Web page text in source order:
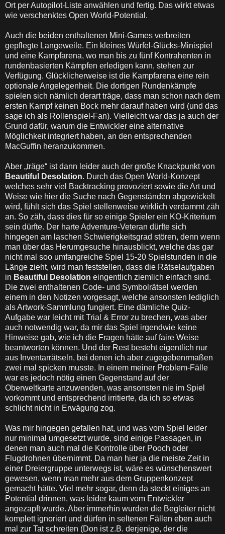
Ort per Autopilot-Liste anwählen und fertig. Das wirkt etwas
wie verschenktes Open World-Potential.
Auch die beiden enthaltenen Mini-Games verbreiten
gepflegte Langeweile. Ein kleines Würfel-Glücks-Minispiel
und eine Kampfarena, wo man bis zu fünf Kontrahenten in
rundenbasierten Kämpfen erledigen kann, stehen zur
Verfügung. Glücklicherweise ist die Kampfarena eine rein
optionale Angelegenheit. Die dortigen Rundenkämpfe
spielen sich nämlich derart träge, dass man schon nach dem
ersten Kampf keinen Bock mehr darauf haben wird (und das
sage ich als Rollenspiel-Fan). Vielleicht war das ja auch der
Grund dafür, warum die Entwickler eine alternative
Möglichkeit integriert haben, an den entsprechenden
MacGuffin heranzukommen.
Aber „träge“ ist dann leider auch der große Knackpunkt von
Beautiful Desolation. Durch das Open World-Konzept
welches sehr viel Backtracking provoziert sowie die Art und
Weise wie hier die Suche nach Gegenständen abgewickelt
wird, fühlt sich das Spiel stellenweise wirklich verdammt zäh
an. So zäh, dass dies für so einige Spieler ein KO-Kriterium
sein dürfte. Der harte Adventure-Veteran dürfte sich
hingegen am laschen Schwierigkeitsgrad stören, denn wenn
man über das Herumgesuche hinausblickt, welche das gar
nicht mal soo umfangreiche Spiel 15-20 Spielstunden in die
Länge zieht, wird man feststellen, dass die Rätselaufgaben
in Beautiful Desolation eingentlich ziemlich einfach sind.
Die zwei enthaltenen Code- und Symbolrätsel werden
einem in den Notizen vorgesagt, welche ansonsten lediglich
als Artwork-Sammlung fungiert. Eine dämliche Quiz-
Aufgabe war leicht mit Trial & Error zu brechen, was aber
auch notwendig war, da mir das Spiel irgendwie keine
Hinweise gab, wie ich die Fragen hätte auf faire Weise
beantworten können. Und der Rest besteht eigentlich nur
aus Inventarrätseln, bei denen ich aber zugegebenrmaßen
zwei mal spicken musste. In einem meiner Problem-Fälle
war es jedoch nötig einen Gegenstand auf der
Oberweltkarte anzuwenden, was ansonsten nie im Spiel
vorkommt und entsprechend irritierte, da ich so etwas
schlicht nicht in Erwägung zog.
Was mir hingegen gefallen hat, und was vom Spiel leider
nur minimal umgesetzt wurde, sind einige Passagen, in
denen man auch mal die Kontrolle über Pooch oder
Flugdrohnen übernimmt. Da man hier ja die meiste Zeit in
einer Dreiergruppe unterwegs ist, wäre es wünschenswert
gewesen, wenn man mehr aus dem Gruppenkonzept
gemacht hätte. Viel mehr sogar, denn da steckt einiges an
Potential drinnen, was leider kaum vom Entwickler
angezapft wurde. Aber immerhin wurden die Begleiter nicht
komplett ignoriert und dürfen in seltenen Fällen eben auch
mal zur Tat schreiten (Don ist z.B. derjenige, der die